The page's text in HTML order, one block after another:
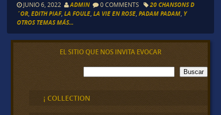
JUNIO 6, 2022 ADMIN 0 COMMENTS
20 CHANSONS D
´OR, EDITH PIAF, LA FOULE, LA VIE EN ROSE, PADAM PADAM, Y
OTROS TEMAS MÁS...
EL SITIO QUE NOS INVITA EVOCAR
B
u
c
a
Buscar
¡ COLLECTION